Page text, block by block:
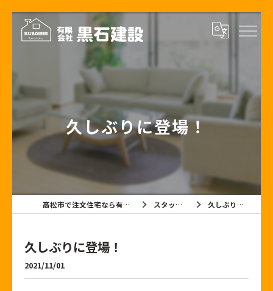
久しぶりに登場！
高松市で注文住宅なら有限会社黒石建設 スタッフブログ 久しぶりに登場！
久しぶりに登場！
2021/11/01